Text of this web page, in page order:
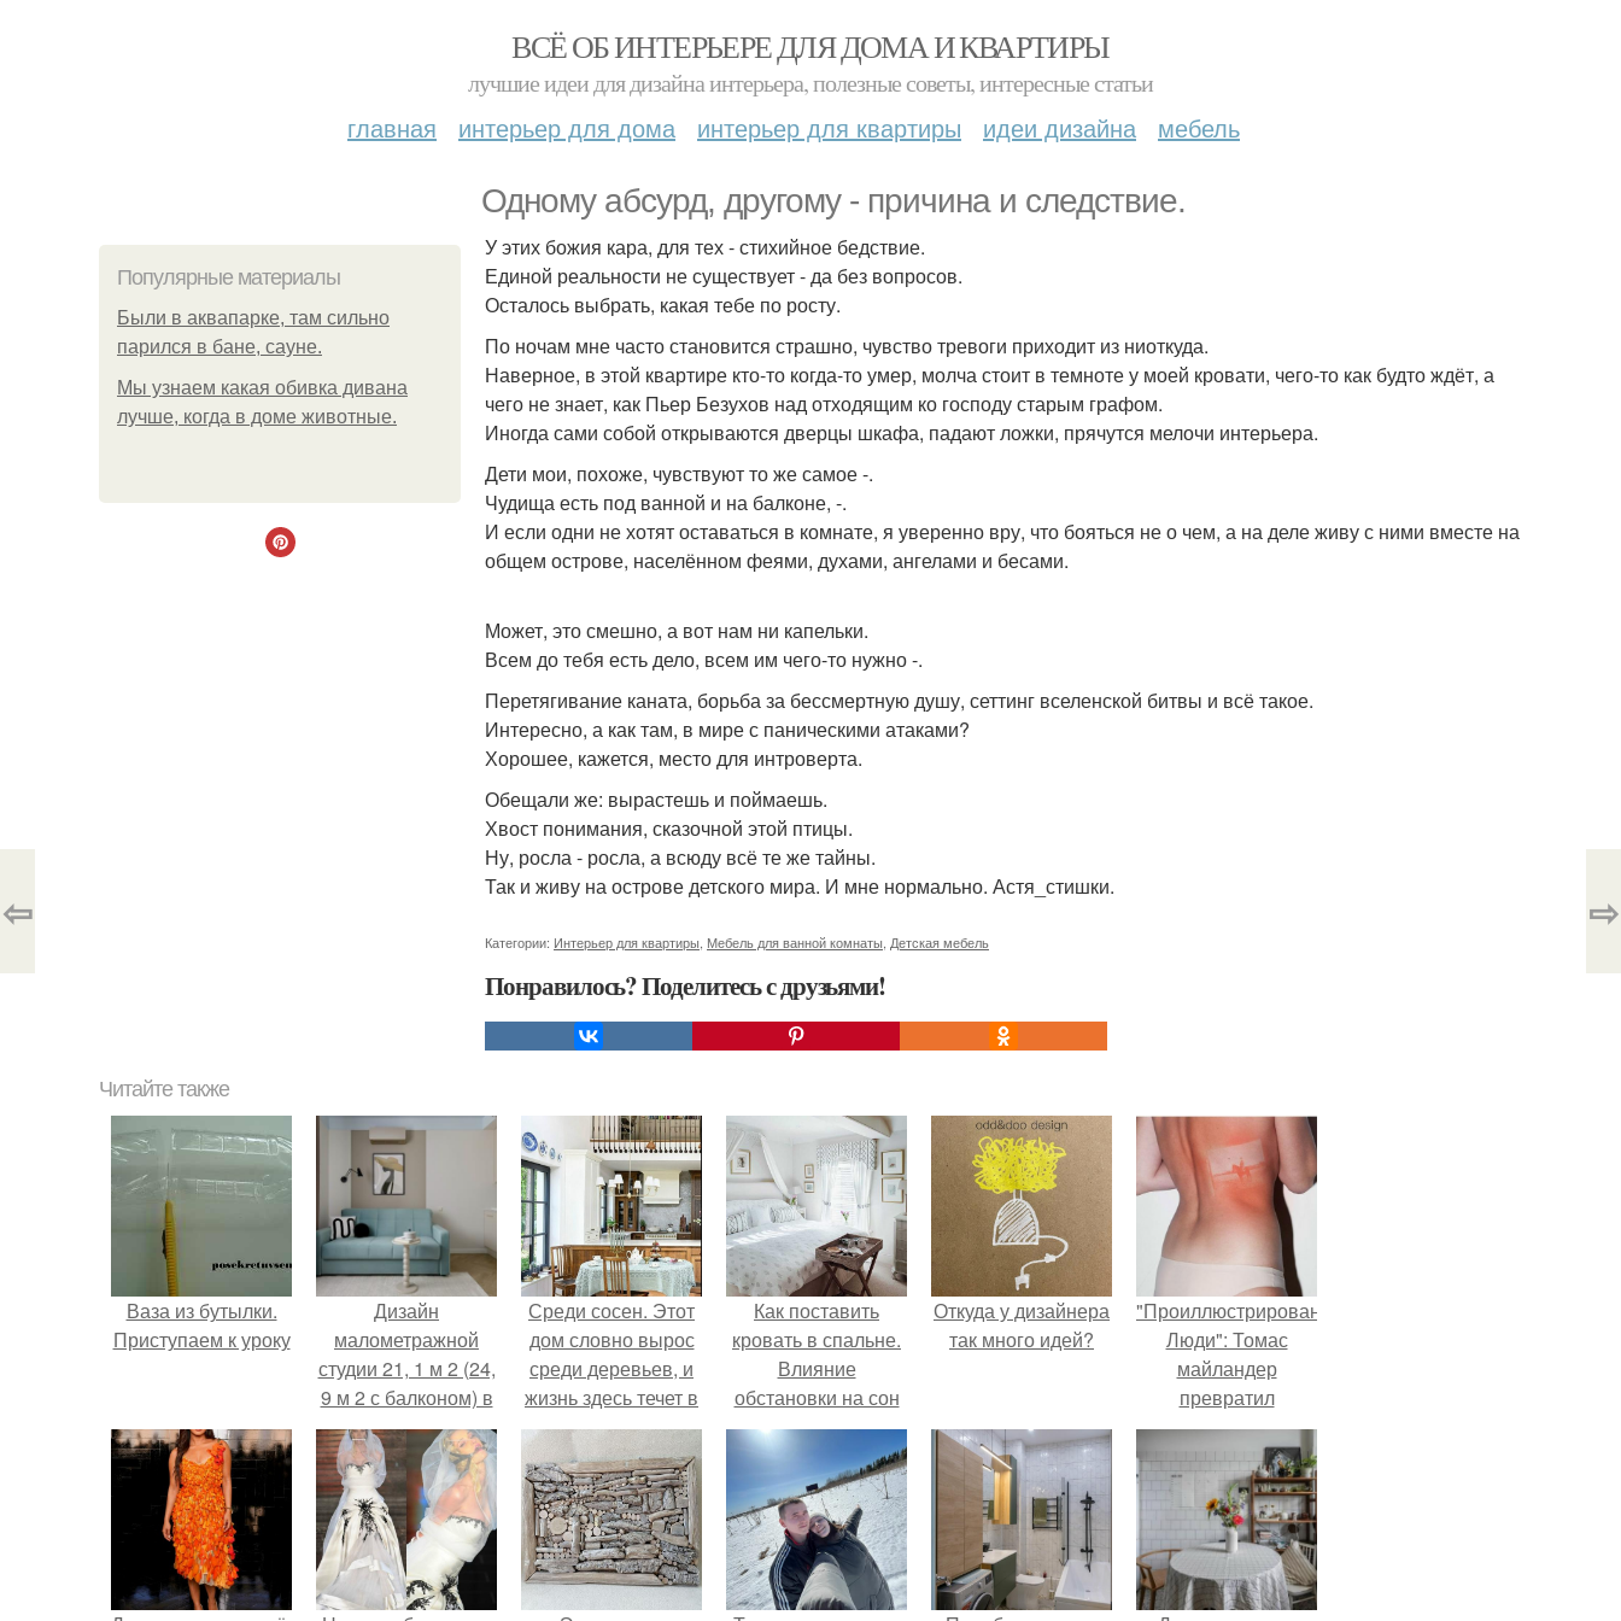
ВСЁ ОБ ИНТЕРЬЕРЕ ДЛЯ ДОМА И КВАРТИРЫ
лучшие идеи для дизайна интерьера, полезные советы, интересные статьи
главная интерьер для дома интерьер для квартиры идеи дизайна мебель
Одному абсурд, другому - причина и следствие.
Популярные материалы
Были в аквапарке, там сильно
парился в бане, сауне.
Мы узнаем какая обивка дивана
лучше, когда в доме животные.
У этих божия кара, для тех - стихийное бедствие.
Единой реальности не существует - да без вопросов.
Осталось выбрать, какая тебе по росту.
По ночам мне часто становится страшно, чувство тревоги приходит из ниоткуда.
Наверное, в этой квартире кто-то когда-то умер, молча стоит в темноте у моей кровати, чего-то как будто ждёт, а
чего не знает, как Пьер Безухов над отходящим ко господу старым графом.
Иногда сами собой открываются дверцы шкафа, падают ложки, прячутся мелочи интерьера.
Дети мои, похоже, чувствуют то же самое -.
Чудища есть под ванной и на балконе, -.
И если одни не хотят оставаться в комнате, я уверенно вру, что бояться не о чем, а на деле живу с ними вместе на
общем острове, населённом феями, духами, ангелами и бесами.
Может, это смешно, а вот нам ни капельки.
Всем до тебя есть дело, всем им чего-то нужно -.
Перетягивание каната, борьба за бессмертную душу, сеттинг вселенской битвы и всё такое.
Интересно, а как там, в мире с паническими атаками?
Хорошее, кажется, место для интроверта.
Обещали же: вырастешь и поймаешь.
Хвост понимания, сказочной этой птицы.
Ну, росла - росла, а всюду всё те же тайны.
Так и живу на острове детского мира. И мне нормально. Астя_стишки.
Категории: Интерьер для квартиры Мебель для ванной комнаты Детская мебель
Понравилось? Поделитесь с друзьями!
⇦ ⇨
Читайте также
Ваза из бутылки.
Приступаем к уроку
Дизайн
малометражной
студии 21, 1 м 2 (24,
9 м 2 с балконом) в
Краснодаре.
Среди сосен. Этот
дом словно вырос
среди деревьев, и
жизнь здесь течет в
собственном ритме
- спокойно, без
спешки и лишнего
шума.
Как поставить
кровать в спальне.
Влияние
обстановки на сон
Откуда у дизайнера
так много идей?
"Проиллюстрированные
Люди": Томас
майландер
превратил
солнечные ожоги в
арт - объект.